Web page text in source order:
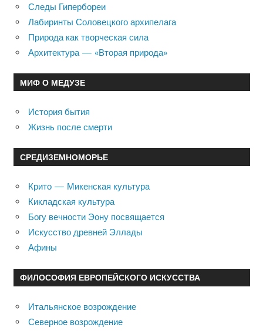
Следы Гипербореи
Лабиринты Соловецкого архипелага
Природа как творческая сила
Архитектура — «Вторая природа»
МИФ О МЕДУЗЕ
История бытия
Жизнь после смерти
СРЕДИЗЕМНОМОРЬЕ
Крито — Микенская культура
Кикладская культура
Богу вечности Эону посвящается
Искусство древней Эллады
Афины
ФИЛОСОФИЯ ЕВРОПЕЙСКОГО ИСКУССТВА
Итальянское возрождение
Северное возрождение